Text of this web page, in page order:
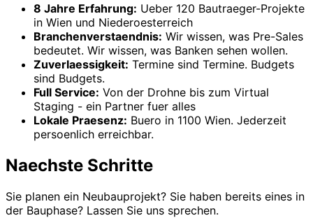
8 Jahre Erfahrung: Ueber 120 Bautraeger-Projekte
in Wien und Niederoesterreich
Branchenverstaendnis: Wir wissen, was Pre-Sales
bedeutet. Wir wissen, was Banken sehen wollen.
Zuverlaessigkeit: Termine sind Termine. Budgets
sind Budgets.
Full Service: Von der Drohne bis zum Virtual
Staging - ein Partner fuer alles
Lokale Praesenz: Buero in 1100 Wien. Jederzeit
persoenlich erreichbar.
Naechste Schritte
Sie planen ein Neubauprojekt? Sie haben bereits eines in
der Bauphase? Lassen Sie uns sprechen.